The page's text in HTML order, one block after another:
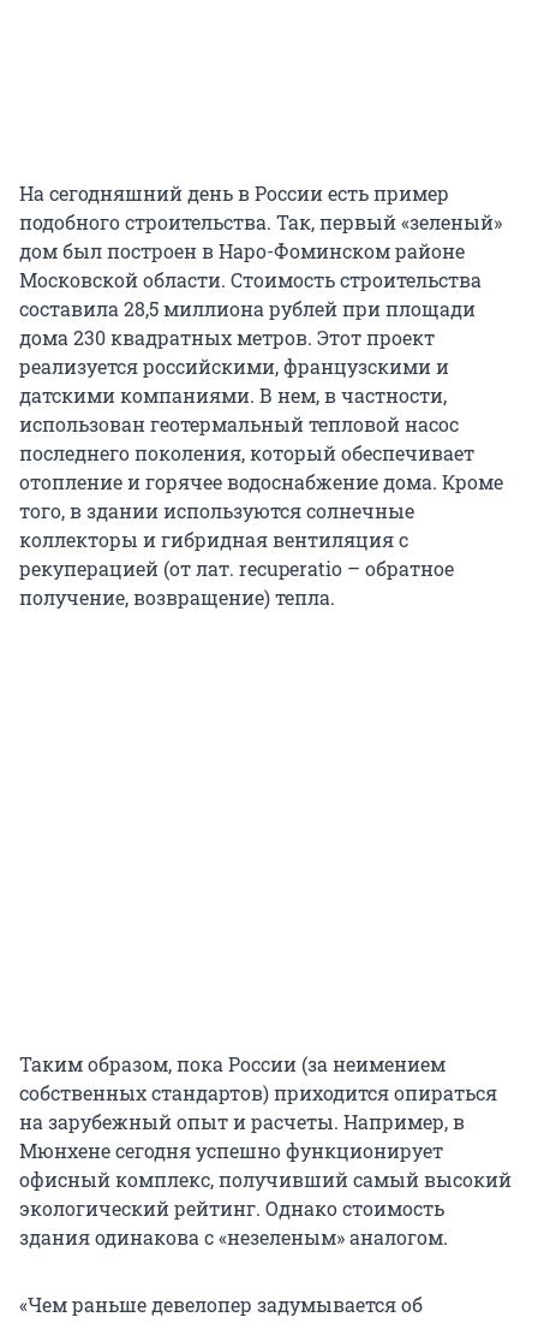
На сегодняшний день в России есть пример
подобного строительства. Так, первый «зеленый»
дом был построен в Наро-Фоминском районе
Московской области. Стоимость строительства
составила 28,5 миллиона рублей при площади
дома 230 квадратных метров. Этот проект
реализуется российскими, французскими и
датскими компаниями. В нем, в частности,
использован геотермальный тепловой насос
последнего поколения, который обеспечивает
отопление и горячее водоснабжение дома. Кроме
того, в здании используются солнечные
коллекторы и гибридная вентиляция с
рекуперацией (от лат. recuperatio – обратное
получение, возвращение) тепла.
Таким образом, пока России (за неимением
собственных стандартов) приходится опираться
на зарубежный опыт и расчеты. Например, в
Мюнхене сегодня успешно функционирует
офисный комплекс, получивший самый высокий
экологический рейтинг. Однако стоимость
здания одинакова с «незеленым» аналогом.
«Чем раньше девелопер задумывается об